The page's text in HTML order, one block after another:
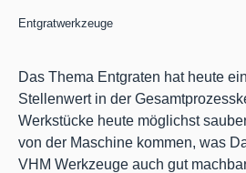
Entgratwerkzeuge
Das Thema Entgraten hat heute
Stellenwert in der
Werkstücke heute möglichst
von der Maschine kommen, was
VHM Werkzeuge auch gut